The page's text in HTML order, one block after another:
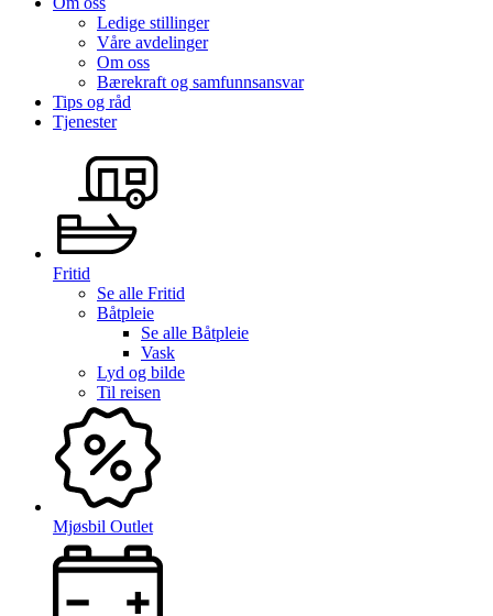
Ledige stillinger
Våre avdelinger
Om oss
Bærekraft og samfunnsansvar
Tips og råd
Tjenester
Fritid
Se alle Fritid
Båtpleie
Se alle Båtpleie
Vask
Lyd og bilde
Til reisen
Mjøsbil Outlet